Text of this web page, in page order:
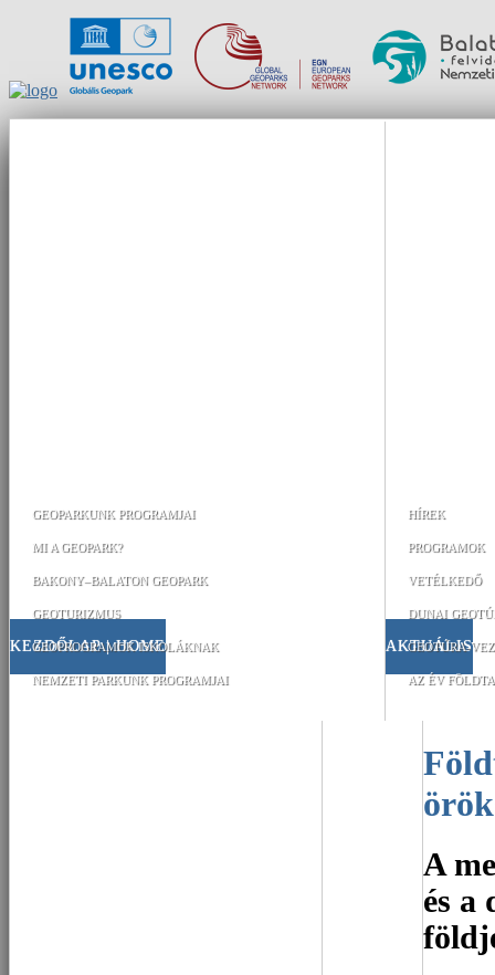
KEZDŐLAP | HOME
GEOPARKUNK PROGRAMJAI
MI A GEOPARK?
BAKONY–BALATON GEOPARK
GEOTURIZMUS
GEOPROGRAMOK ISKOLÁKNAK
NEMZETI PARKUNK PROGRAMJAI
AKTUÁLIS
HÍREK
PROGRAMOK
VETÉLKEDŐ
DUNAI
GEOTÚRA-
AZ ÉV
Földtudományi
A
és a